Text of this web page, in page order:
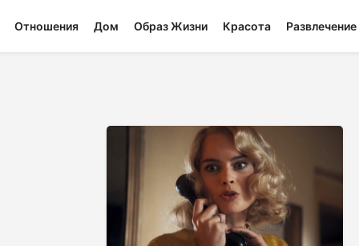
Отношения Дом Образ Жизни Красота Развлечение